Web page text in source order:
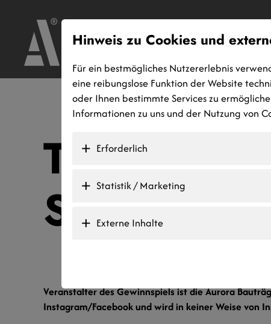
Social
Veranstalter des Gewinnspiels ist die Aurora
Instagram/Facebook und wird in keiner Weise von
Hinweis zu Cookies und
Für ein bestmögliches Nutzererlebnis
eine reibungslose Funktion der Website
oder Ihnen bestimmte Services zu
Informationen zu uns und der Nutzung von
Erforderlich
Statistik / Marketing
Externe Inhalte